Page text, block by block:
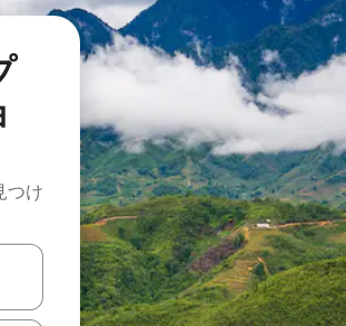
つけ
移動するか、画面をタッチまたはスワイプし